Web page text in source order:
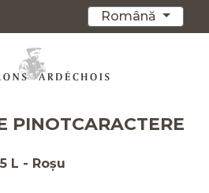
Română
PINOTCARACTERE
5 L - Roșu